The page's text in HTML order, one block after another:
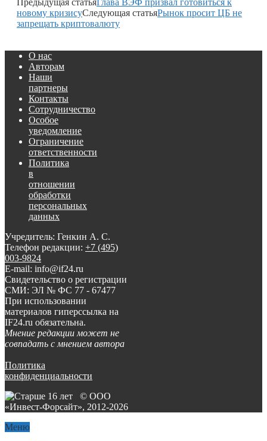
Предыдущая статья Глава ВЭФ призвал готовиться к
новому кризисуСледующая статьяРынок просит ЦБ не
запрещать криптовалюту
О нас
Авторам
Наши
партнеры
Контакты
Сотрудничество
Особое
уведомление
Ограничение
ответственности
Политика
в
отношении
обработки
персональных
данных
Учредитель: Генкин А. С.
Телефон редакции: +7 (495)
003-9824
E-mail: info@if24.ru
Свидетельство о регистрации
СМИ: ЭЛ № ФС 77 - 67477
При использовании
материалов гиперссылка на
IF24.ru обязательна.
Мнение редакции может не
совпадать с мнением автора
Политика
конфиденциальности
© ООО
«Инвест-Форсайт», 2012-2026
Меню